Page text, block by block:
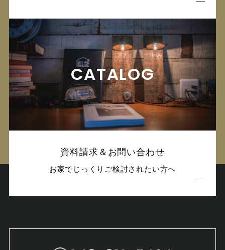
CATALOG
資料請求＆お問い合わせ
お家でじっくりご検討されたい方へ